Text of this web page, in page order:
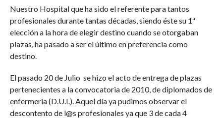
Nuestro Hospital que ha sido el referente para tantos
profesionales durante tantas décadas, siendo éste su 1ª
elección a la hora de elegir destino cuando se otorgaban
plazas, ha pasado a ser el último en preferencia como
destino.
El pasado 20 de Julio se hizo el acto de entrega de plazas
pertenecientes a la convocatoria de 2010, de diplomados de
enfermeria (D.U.I.). Aquel día ya pudimos observar el
descontento de l@s profesionales ya que 3 de cada 4